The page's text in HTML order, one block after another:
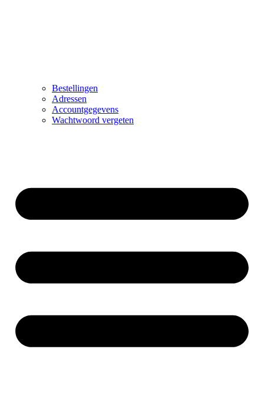
Bestellingen
Adressen
Accountgegevens
Wachtwoord vergeten